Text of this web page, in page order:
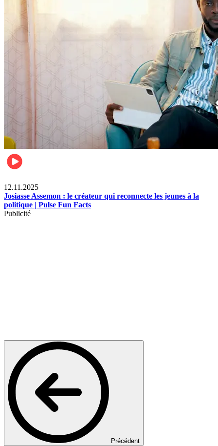
12.11.2025
Josiasse Assemon : le créateur qui reconnecte les jeunes à la
politique | Pulse Fun Facts
Publicité
Précédent